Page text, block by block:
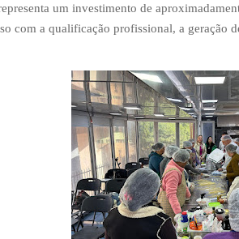
um investimento de
com a qualificação profissional, a geração